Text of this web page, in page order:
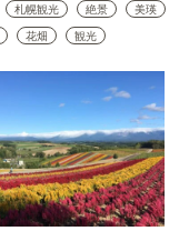
札幌観光 絶景
美瑛
花畑 観光